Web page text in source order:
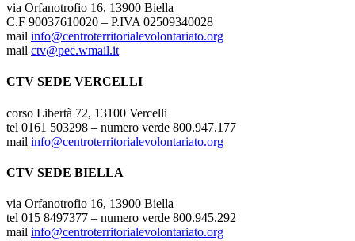
via Orfanotrofio 16, 13900 Biella
C.F 90037610020 – P.IVA 02509340028
mail info@centroterritorialevolontariato.org
mail ctv@pec.wmail.it
CTV SEDE VERCELLI
corso Libertà 72, 13100 Vercelli
tel 0161 503298 – numero verde 800.947.177
mail info@centroterritorialevolontariato.org
CTV SEDE BIELLA
via Orfanotrofio 16, 13900 Biella
tel 015 8497377 – numero verde 800.945.292
mail info@centroterritorialevolontariato.org